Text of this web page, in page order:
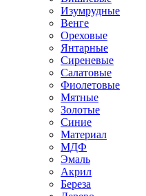
Изумрудные
Венге
Ореховые
Янтарные
Сиреневые
Салатовые
Фиолетовые
Мятные
Золотые
Синие
Материал
МДФ
Эмаль
Акрил
Береза